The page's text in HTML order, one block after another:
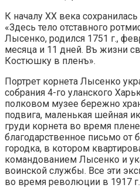
К началу XX века
«Здесь тело отставного
Лысенко, родился 1751 г.,
месяца и 11 дней. Въ жизни
Костюшку в пленъ».
Портрет корнета Лысенко
собрания 4-го уланского
полковом музее бережно
подвига, маленькая шейная
груди корнета во время
благодарственное письмо от
городка, в котором
командованием Лысенко и
воинской службы. Все эти
во время революции в 1917 г.